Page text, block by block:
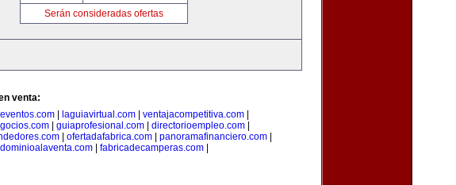
Serán consideradas ofertas
venta:
laguiavirtual.com ventajacompetitiva.com
guiaprofesional.com directorioempleo.com
ofertadafabrica.com panoramafinanciero.com
dominioalaventa.com| fabricadecamperas.com|